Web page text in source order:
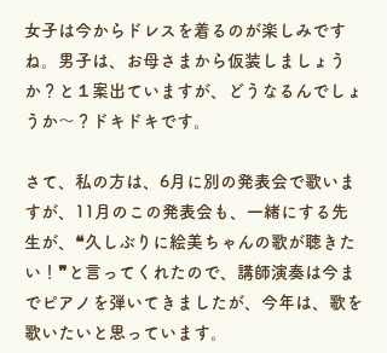
女子は今からドレスを着るのが楽しみです
ね。男子は、お母さまから仮装しましょう
か？と１案出ていますが、どうなるんでしょ
うか～？ドキドキです。
さて、私の方は、6月に別の発表会で歌いま
すが、11月のこの発表会も、一緒にする先
生が、❝久しぶりに絵美ちゃんの歌が聴きた
い！❞と言ってくれたので、講師演奏は今ま
でピアノを弾いてきましたが、今年は、歌を
歌いたいと思っています。